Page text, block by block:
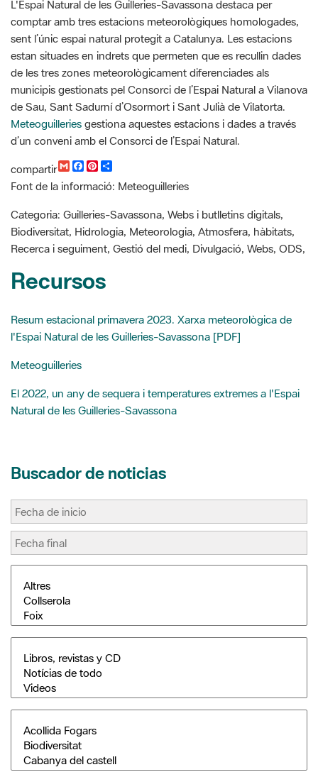
estan situades en indrets que permeten que es recullin dades
de les tres zones meteorològicament diferenciades als
municipis gestionats pel Consorci de l’Espai Natural a Vilanova
de Sau, Sant Sadurní d’Osormort i Sant Julià de Vilatorta.
Meteoguilleries​​​​​​​gestiona aquestes estacions i dades a través
d’un conveni amb el Consorci de l’Espai Natural.
compartir
G
m
a
i
F
a
c
e
b
o
o
k
P
i
n
t
e
r
e
s
C
o
m
p
t
i
Font de la informació: Meteoguilleries
Categoria: Guilleries-Savassona, Webs i butlletins digitals,
Biodiversitat, Hidrologia, Meteorologia, Atmosfera, hàbitats,
Recerca i seguiment, Gestió del medi, Divulgació, Webs, ODS,
Recursos
l'Espai Natural de les Guilleries-Savassona [PDF]
Meteoguilleries
El 2022, un any de sequera i temperatures extremes a l'Espai
Natural de les Guilleries-Savassona